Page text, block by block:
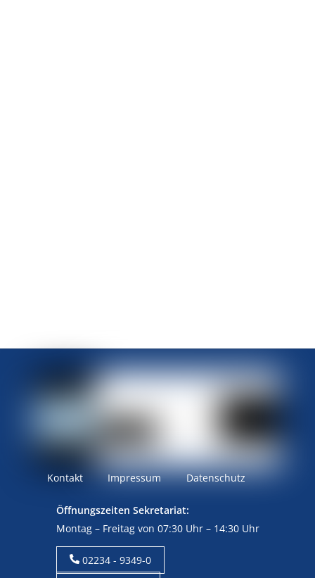
Kontakt Impressum Datenschutz
Öffnungszeiten Sekretariat:
Montag – Freitag von 07:30 Uhr – 14:30 Uhr
02234 - 9349-0